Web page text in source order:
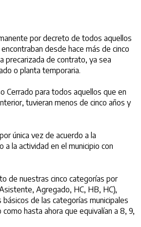
por decreto de todos aquellos
desde hace más de cinco
precarizada de contrato, ya sea
o planta temporaria.
Cerrado para todos aquellos que en
tuvieran menos de cinco años y
única vez de acuerdo a la
a la actividad en el municipio con
de nuestras cinco categorías por
Agregado, HC, HB, HC),
de las categorías municipales
como hasta ahora que equivalían a 8, 9,